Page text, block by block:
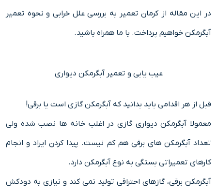
در این مقاله از کرمان تعمیر به بررسی علل خرابی و نحوه تعمیر
آبگرمکن خواهیم پرداخت. با ما همراه باشید.
عیب یابی و تعمیر آبگرمکن دیواری
قبل از هر اقدامی باید بدانید که آبگرمکن گازی است یا برقی!
معمولا آبگرمکن دیواری گازی در اغلب خانه ها نصب شده ولی
تعداد آبگرمکن های برقی هم کم نیست. پیدا کردن ایراد و انجام
کارهای تعمیراتی بستگی به نوع آبگرمکن دارد.
آبگرمکن برقی، گازهای احتراقی تولید نمی کند و نیازی به دودکش